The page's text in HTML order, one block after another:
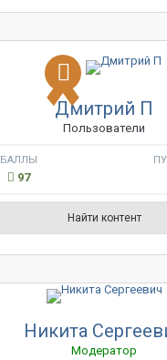
Дмитрий П
Пользователи
БАЛЛЫ
97
Найти контент
Никита
Модератор